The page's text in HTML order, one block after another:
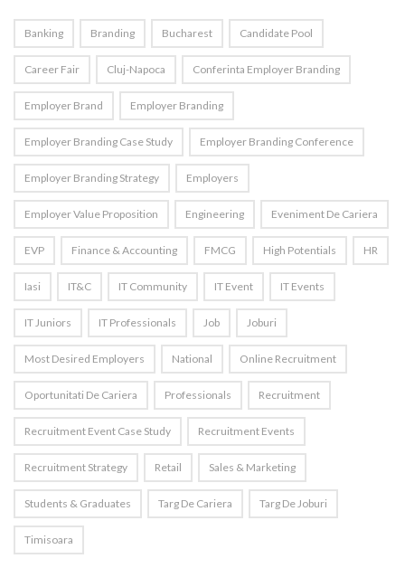
Banking Branding Bucharest Candidate Pool
Career Fair Cluj-Napoca Conferinta Employer Branding
Employer Brand Employer Branding
Employer Branding Case Study Employer Branding Conference
Employer Branding Strategy Employers
Employer Value Proposition Engineering Eveniment De Cariera
EVP Finance & Accounting FMCG High Potentials HR
Iasi IT&C IT Community IT Event IT Events
IT Juniors IT Professionals Job Joburi
Most Desired Employers National Online Recruitment
Oportunitati De Cariera Professionals Recruitment
Recruitment Event Case Study Recruitment Events
Recruitment Strategy Retail Sales & Marketing
Students & Graduates Targ De Cariera Targ De Joburi
Timisoara